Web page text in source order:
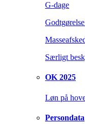
G-dage
Særligt
OK 2025
Løn på
Persondata